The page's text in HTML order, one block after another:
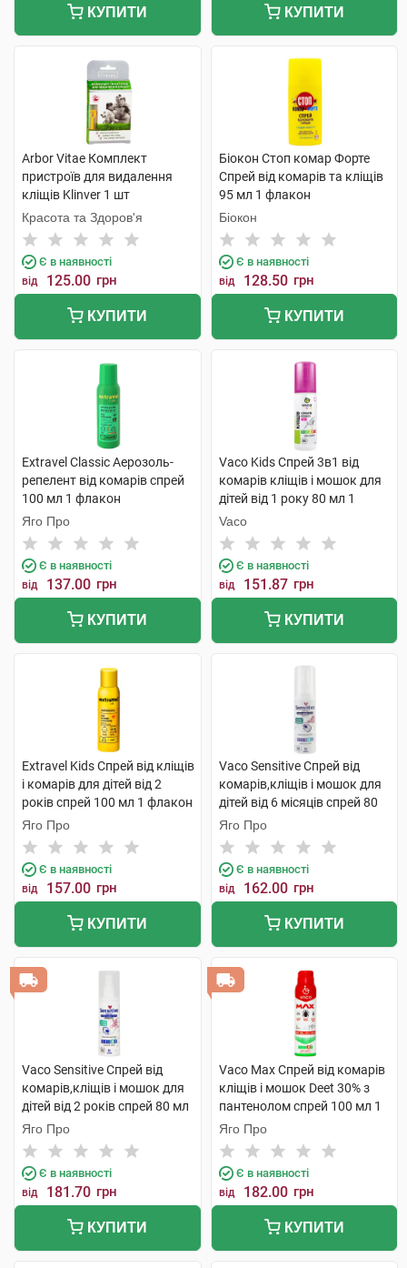
КУПИТИ КУПИТИ
Arbor Vitae Комплект
пристроїв для видалення
кліщів Klinver 1 шт
Красота та Здоров'я
Є в наявності
від 125.00 грн
КУПИТИ
Біокон Стоп комар Форте
Спрей від комарів та кліщів
95 мл 1 флакон
Біокон
Є в наявності
від 128.50 грн
КУПИТИ
Extravel Classic Аерозоль-
репелент від комарів спрей
100 мл 1 флакон
Яго Про
Є в наявності
від 137.00 грн
КУПИТИ
Vaco Kids Cпрей 3в1 від
комарів кліщів і мошок для
дітей від 1 року 80 мл 1
балон
Vaco
Є в наявності
від 151.87 грн
КУПИТИ
Extravel Kids Спрей від кліщів
і комарів для дітей від 2
років спрей 100 мл 1 флакон
Яго Про
Є в наявності
від 157.00 грн
КУПИТИ
Vaco Sensitive Спрей від
комарів,кліщів і мошок для
дітей від 6 місяців спрей 80
мл 1 флакон
Яго Про
Є в наявності
від 162.00 грн
КУПИТИ
Vaco Sensitive Спрей від
комарів,кліщів і мошок для
дітей від 2 років спрей 80 мл
1 флакон
Яго Про
Є в наявності
від 181.70 грн
КУПИТИ
Vaco Max Спрей від комарів
кліщів і мошок Deet 30% з
пантенолом спрей 100 мл 1
флакон
Яго Про
Є в наявності
від 182.00 грн
КУПИТИ